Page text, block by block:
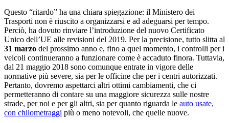
Questo “ritardo” ha una chiara spiegazione: il Ministero dei
Trasporti non è riuscito a organizzarsi e ad adeguarsi per tempo.
Perciò, ha dovuto rinviare l’introduzione del nuovo Certificato
Unico dell’UE alle revisioni del 2019. Per la precisione, tutto slitta al
31 marzo del prossimo anno e, fino a quel momento, i controlli per i
veicoli continueranno a funzionare come è accaduto finora. Tuttavia,
dal 21 maggio 2018 sono comunque entrate in vigore delle
normative più severe, sia per le officine che per i centri autorizzati.
Pertanto, dovremo aspettarci altri ottimi cambiamenti, che ci
permetteranno di contare su una maggiore sicurezza sulle nostre
strade, per noi e per gli altri, sia per quanto riguarda le auto usate,
con chilometraggi più o meno notevoli, che quelle nuove.